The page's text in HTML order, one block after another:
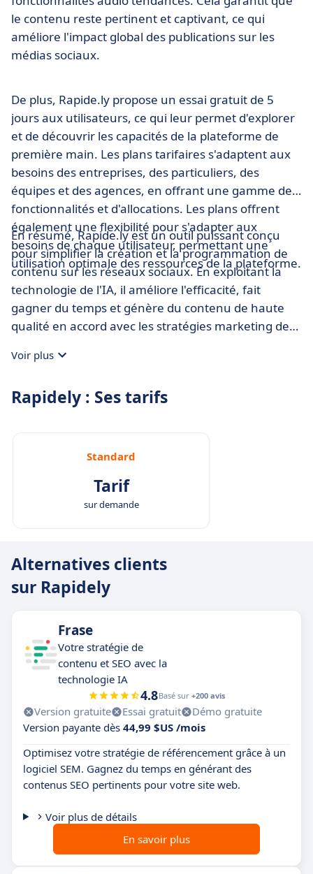
le contenu reste pertinent et captivant, ce qui
améliore l'impact global des publications sur les
médias sociaux.
De plus, Rapide.ly propose un essai gratuit de 5
jours aux utilisateurs, ce qui leur permet d'explorer
et de découvrir les capacités de la plateforme de
première main. Les plans tarifaires s'adaptent aux
besoins des entreprises, des particuliers, des
équipes et des agences, en offrant une gamme de
fonctionnalités et d'allocations. Les plans offrent
également une flexibilité pour s'adapter aux
besoins de chaque utilisateur, permettant une
utilisation optimale des ressources de la plateforme.
En résumé, Rapide.ly est un outil puissant conçu
pour simplifier la création et la programmation de
contenu sur les réseaux sociaux. En exploitant la
technologie de l'IA, il améliore l'efficacité, fait
gagner du temps et génère du contenu de haute
qualité en accord avec les stratégies marketing des
outils de stratégie de contenu complets et les
plateforme un atout précieux pour les
Voir plus
Rapidely : Ses tarifs
Standard
Tarif
sur demande
Alternatives clients
sur Rapidely
Frase
Votre stratégie de
contenu et SEO avec la
technologie IA
4.8Basé sur +200 avis
Version gratuite Essai gratuit
Démo gratuite
Version payante dès 44,99 $US /mois
Optimisez votre stratégie de référencement grâce à un
logiciel SEM. Gagnez du temps en générant des
contenus SEO pertinents pour votre site web.
Voir plus de détails
En savoir plus